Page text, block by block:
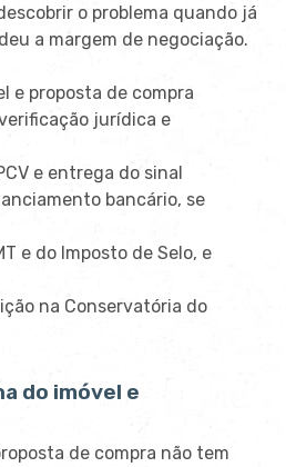
o problema quando já
a margem de negociação.
e proposta de compra
jurídica e
e entrega do sinal
bancário, se
e do Imposto de Selo, e
na Conservatória do
do imóvel e
de compra não tem